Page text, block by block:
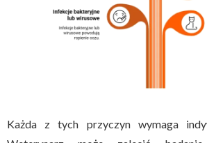
Każda z tych przyczyn wymaga